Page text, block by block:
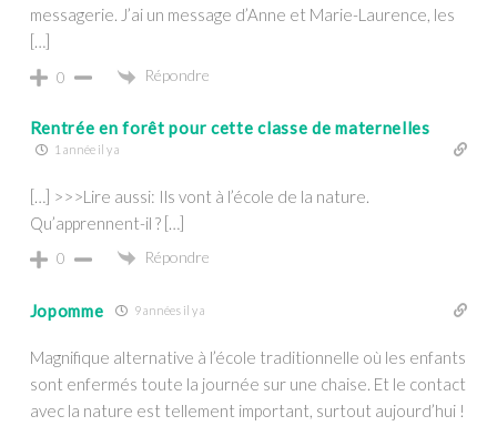
messagerie. J’ai un message d’Anne et Marie-Laurence, les
[…]
0 Répondre
Rentrée en forêt pour cette classe de maternelles
1 année il y a
[…] >>>Lire aussi: Ils vont à l’école de la nature.
Qu’apprennent-il ? […]
0 Répondre
Jopomme 9 années il y a
Magnifique alternative à l’école traditionnelle où les enfants
sont enfermés toute la journée sur une chaise. Et le contact
avec la nature est tellement important, surtout aujourd’hui !